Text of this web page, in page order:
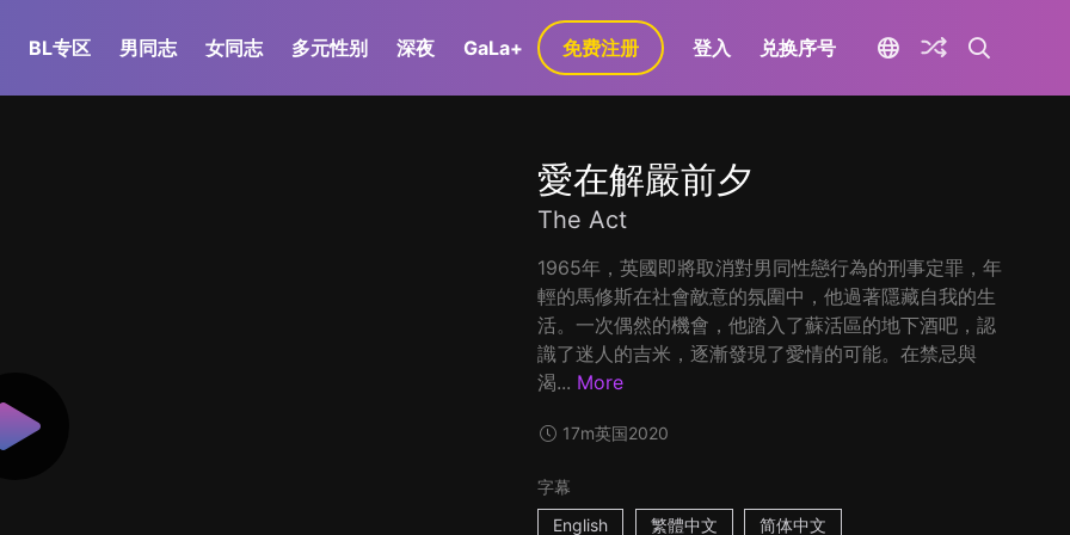
BL专区 男同志 女同志 多元性别 深夜 GaLa+ 免费注册 登入 兑换序号
愛在解嚴前夕
The Act
1965年，英國即將取消對男同性戀行為的刑事定罪，年
輕的馬修斯​在社會敵意的氛圍中，他過著隱藏自我的生
活。一次偶然的機會，他踏入了蘇活區的地下酒吧，認
識了迷人的吉米，​逐漸發現了愛情的可能。在禁忌與
渴... More
17m英国2020
字幕
English
繁體中文 简体中文